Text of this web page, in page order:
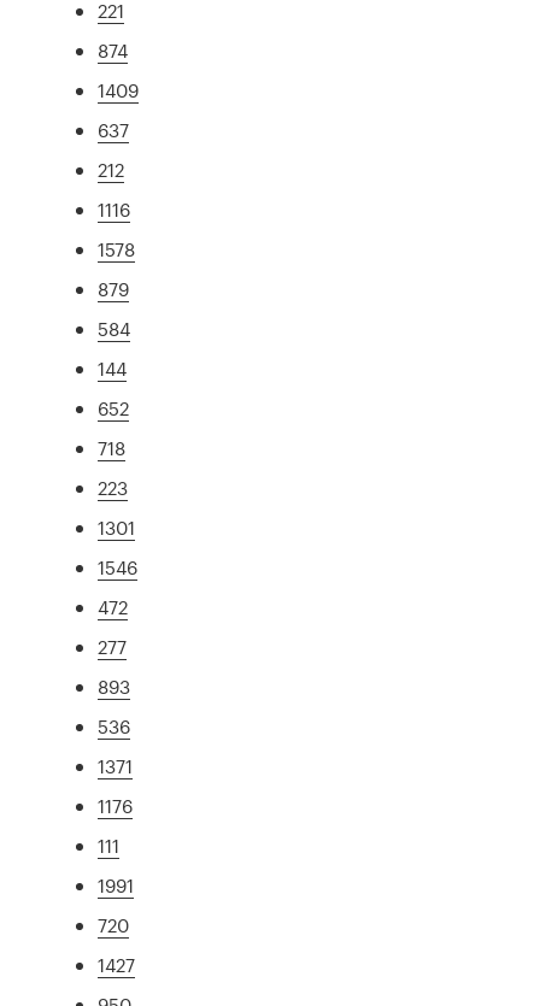
221
874
1409
637
212
1116
1578
879
584
144
652
718
223
1301
1546
472
277
893
536
1371
1176
111
1991
720
1427